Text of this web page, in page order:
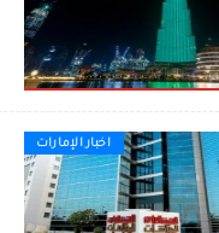
اخبار الإمارات